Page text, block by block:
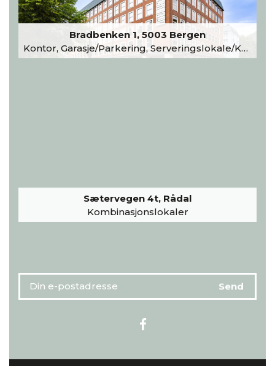
Bradbenken 1, 5003 Bergen
Kontor, Garasje/Parkering, Serveringslokale/Kantine, Undervisning/Arrangement
Sætervegen 4t, Rådal
Kombinasjonslokaler